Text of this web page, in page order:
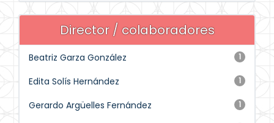
Director / colaboradores
1
Beatriz Garza González
1
Edita Solís Hernández
1
Gerardo Argüelles Fernández